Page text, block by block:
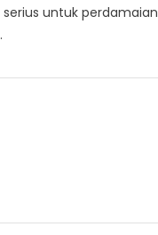
untuk perdamaian